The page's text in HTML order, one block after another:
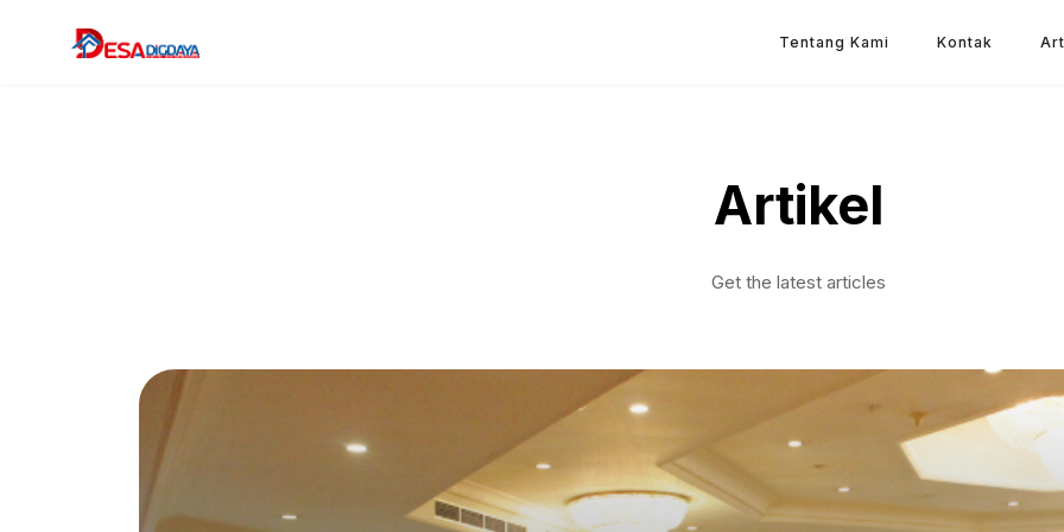
Tentang Kami Kontak
Artikel
Get the latest articles